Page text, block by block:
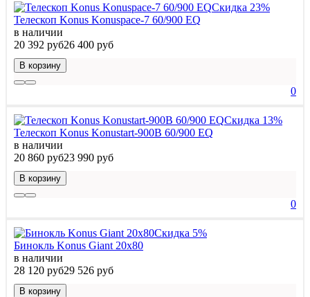
Скидка 23%
Телескоп Konus Konuspace-7 60/900 EQ
в наличии
20 392 руб26 400 руб
В корзину
0
Скидка 13%
Телескоп Konus Konustart-900B 60/900 EQ
в наличии
20 860 руб23 990 руб
В корзину
0
Скидка 5%
Бинокль Konus Giant 20x80
в наличии
28 120 руб29 526 руб
В корзину